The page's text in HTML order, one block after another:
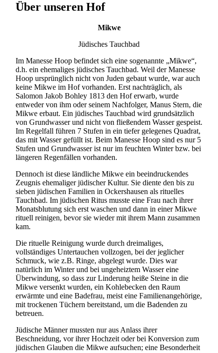
Über unseren Hof
Mikwe
Jüdisches Tauchbad
Im Manesse Hoop befindet sich eine sogenannte „Mikwe“,
d.h. ein ehemaliges jüdisches Tauchbad. Weil der Manesse
Hoop ursprünglich nicht von Juden gebaut wurde, war auch
keine Mikwe im Hof vorhanden. Erst nachträglich, als
Salomon Jakob Bohley 1813 den Hof erwarb, wurde
entweder von ihm oder seinem Nachfolger, Manus Stern, die
Mikwe erbaut. Ein jüdisches Tauchbad wird grundsätzlich
von Grundwasser und nicht von fließendem Wasser gespeist.
Im Regelfall führen 7 Stufen in ein tiefer gelegenes Quadrat,
das mit Wasser gefüllt ist. Beim Manesse Hoop sind es nur 5
Stufen und Grundwasser ist nur im feuchten Winter bzw. bei
längeren Regenfällen vorhanden.
Dennoch ist diese ländliche Mikwe ein beeindruckendes
Zeugnis ehemaliger jüdischer Kultur. Sie diente den bis zu
sieben jüdischen Familien in Ockershausen als rituelles
Tauchbad. Im jüdischen Ritus musste eine Frau nach ihrer
Monatsblutung sich erst waschen und dann in einer Mikwe
rituell reinigen, bevor sie wieder mit ihrem Mann zusammen
kam.
Die rituelle Reinigung wurde durch dreimaliges,
vollständiges Untertauchen vollzogen, bei der jeglicher
Schmuck, wie z.B. Ringe, abgelegt wurde. Dies war
natürlich im Winter und bei ungeheiztem Wasser eine
Überwindung, so dass zur Linderung heiße Steine in die
Mikwe versenkt wurden, ein Kohlebecken den Raum
erwärmte und eine Badefrau, meist eine Familienangehörige,
mit trockenen Tüchern bereitstand, um die Badenden zu
betreuen.
Jüdische Männer mussten nur aus Anlass ihrer
Beschneidung, vor ihrer Hochzeit oder bei Konversion zum
jüdischen Glauben die Mikwe aufsuchen; eine Besonderheit